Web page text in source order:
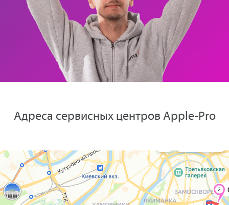
Адреса сервисных центров Apple-Pro